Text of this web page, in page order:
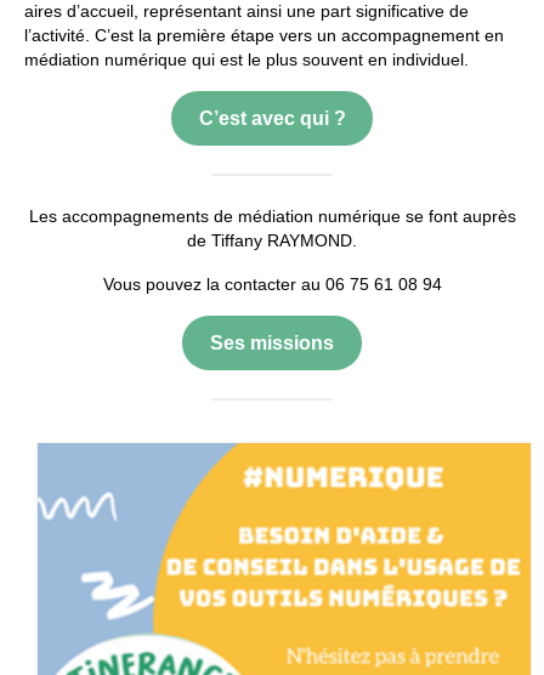
aires d’accueil, représentant ainsi une part significative de
l’activité. C’est la première étape vers un accompagnement en
médiation numérique qui est le plus souvent en individuel.
C’est avec qui ?
Les accompagnements de médiation numérique se font auprès
de Tiffany RAYMOND.
Vous pouvez la contacter au 06 75 61 08 94
Ses missions